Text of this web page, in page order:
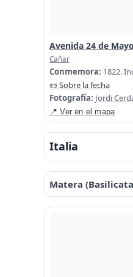
Avenida 24 de Mayo
Cañar
Conmemora: 1822.
📜 Sobre la fecha
Fotografía: Jordi
📍 Ver en el mapa
Italia
Matera